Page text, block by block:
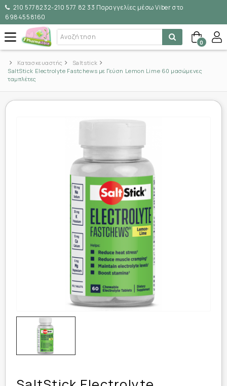
210 5778232-210 577 82 33 Παραγγελίες μέσω Viber στο
6984558160
0
Κατασκευαστής
Saltstick
SaltStick Electrolyte Fastchews με Γεύση Lemon Lime 60 μασώμενες
ταμπλέτες